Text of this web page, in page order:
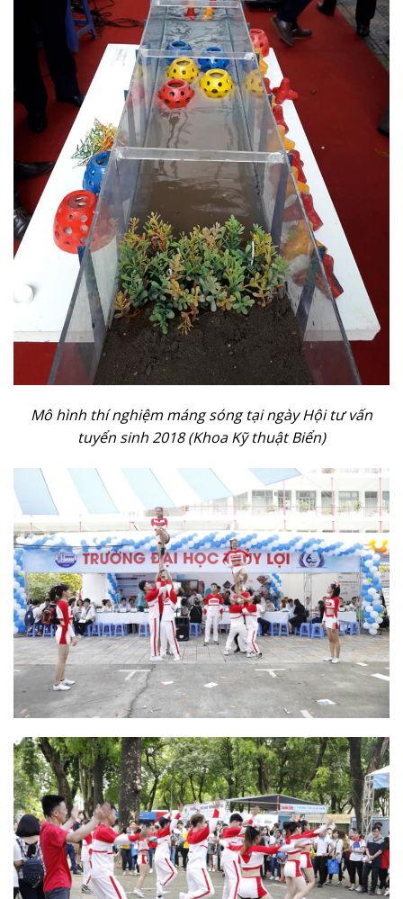
Mô hình thí nghiệm máng sóng tại ngày Hội tư vấn
tuyển sinh 2018 (Khoa Kỹ thuật Biển)